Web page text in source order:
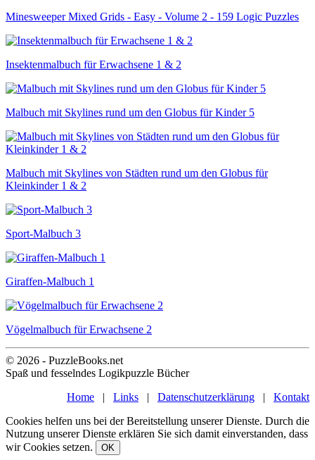
Minesweeper Mixed Grids - Easy - Volume 2 - 159 Logic Puzzles
Insektenmalbuch für Erwachsene 1 & 2
Malbuch mit Skylines rund um den Globus für Kinder 5
Malbuch mit Skylines von Städten rund um den Globus für
Kleinkinder 1 & 2
Sport-Malbuch 3
Giraffen-Malbuch 1
Vögelmalbuch für Erwachsene 2
© 2026 - PuzzleBooks.net
Spaß und fesselndes Logikpuzzle Bücher
Home | Links | Datenschutzerklärung | Kontakt
Cookies helfen uns bei der Bereitstellung unserer Dienste. Durch die
Nutzung unserer Dienste erklären Sie sich damit einverstanden, dass
wir Cookies setzen.
OK